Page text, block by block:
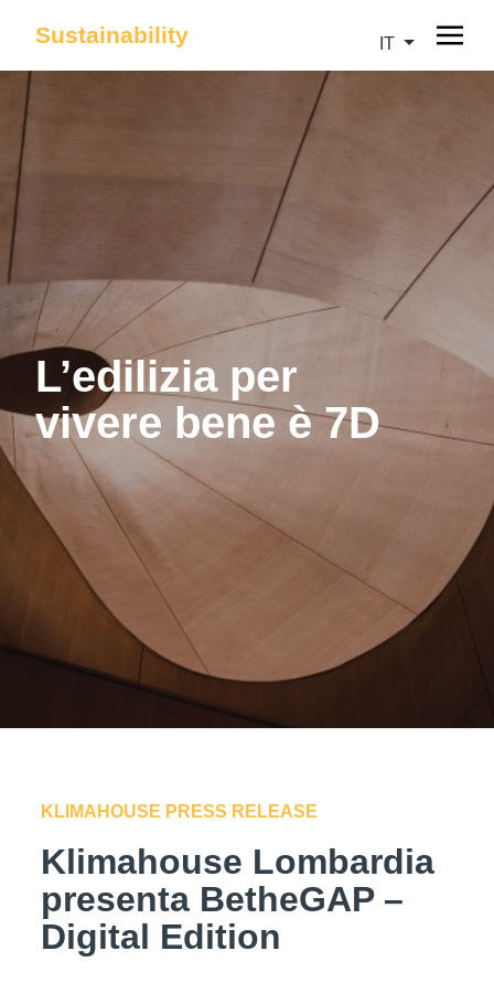
Sustainability IT
L’edilizia per
vivere bene è 7D
KLIMAHOUSE PRESS RELEASE
Klimahouse Lombardia
presenta BetheGAP –
Digital Edition